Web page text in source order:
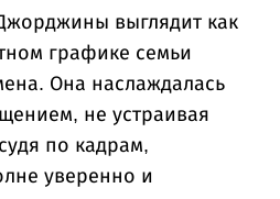
выглядит как
графике семьи
Она наслаждалась
не устраивая
по кадрам,
уверенно и